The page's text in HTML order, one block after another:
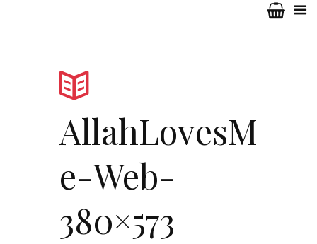
AllahLovesM
e-Web-
380×573